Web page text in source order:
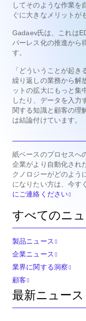
してそのような作業を
ぐに大きなメリットが
Gadaev氏は、これは
パーレス化の推進から
す。
「どういうことが起
繰り返しの業務から解
ットの拡大に​​もっと
したり、データを入力
関する知識と顧客の理
は結論付けています。
紙ベースのプロセスへ
企業がより自動化され
クノロジーがどのよう
になりたい方は、今す
にご連絡ください
すべてのニ
製品ニュース
企業ニュース
業界に関する洞察
顧客
最新ニュース